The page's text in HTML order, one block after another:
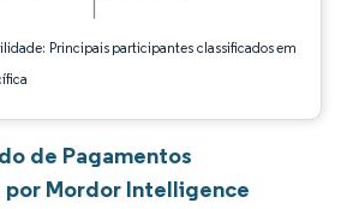
Principais participantes classificados em
de Pagamentos
Mordor Intelligence